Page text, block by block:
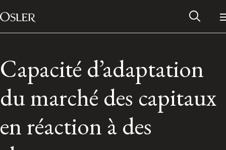
Passer au contenu
Main Navigation
Capacité d’adaptation
du marché des capitaux
en réaction à des